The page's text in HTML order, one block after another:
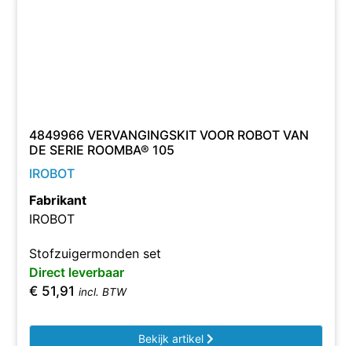
4849966 VERVANGINGSKIT VOOR ROBOT VAN
DE SERIE ROOMBA® 105
IROBOT
Fabrikant
IROBOT
Stofzuigermonden set
Direct leverbaar
€ 51,91 incl. BTW
Bekijk artikel